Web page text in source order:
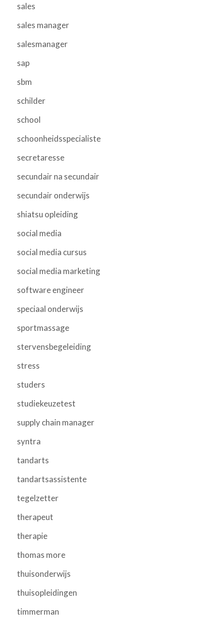
sales
sales manager
salesmanager
sap
sbm
schilder
school
schoonheidsspecialiste
secretaresse
secundair na secundair
secundair onderwijs
shiatsu opleiding
social media
social media cursus
social media marketing
software engineer
speciaal onderwijs
sportmassage
stervensbegeleiding
stress
studers
studiekeuzetest
supply chain manager
syntra
tandarts
tandartsassistente
tegelzetter
therapeut
therapie
thomas more
thuisonderwijs
thuisopleidingen
timmerman